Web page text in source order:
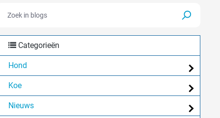
Categorieën
Hond
Koe
Nieuws